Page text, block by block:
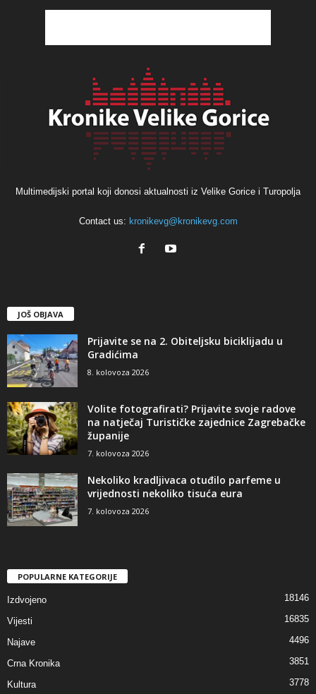
Multimedijski portal koji donosi aktualnosti iz Velike Gorice i Turopolja
Contact us: kronikevg@kronikevg.com
JOŠ OBJAVA
Prijavite se na 2. Obiteljsku biciklijadu u
Gradićima
8. kolovoza 2026
Volite fotografirati? Prijavite svoje radove
na natječaj Turističke zajednice Zagrebačke
županije
7. kolovoza 2026
Nekoliko kradljivaca otuđilo parfeme u
vrijednosti nekoliko tisuća eura
7. kolovoza 2026
POPULARNE KATEGORIJE
Izdvojeno 18146
Vijesti 16835
Najave 4496
Crna Kronika 3851
Kultura 3778